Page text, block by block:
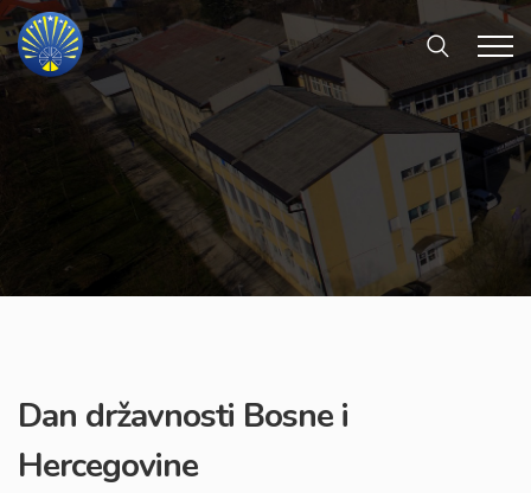
Dan državnosti Bosne i
Hercegovine